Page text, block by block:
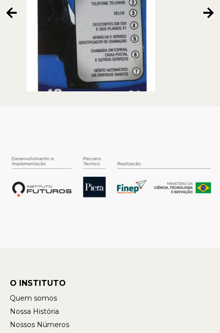
O INSTITUTO
Quem somos
Nossa História
Nossos Números